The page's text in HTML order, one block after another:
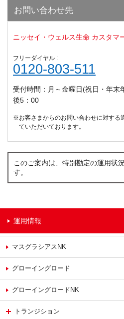
お問い合わせ先
ニッセイ・ウェルス生命 カスタマ
フリーダイヤル :
0120-803-511
受付時間：月～金曜日(祝日・年末
後5：00
※お客さまからのお問い合わせに対する
ていただいております。
このご案内は、特別勘定の運用状
す。
運用情報
マスグラシアスNK
グローイングロード
グローイングロードNK
トランジション